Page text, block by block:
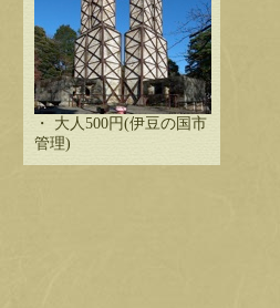
・ 大人500円(伊豆の国市
管理)